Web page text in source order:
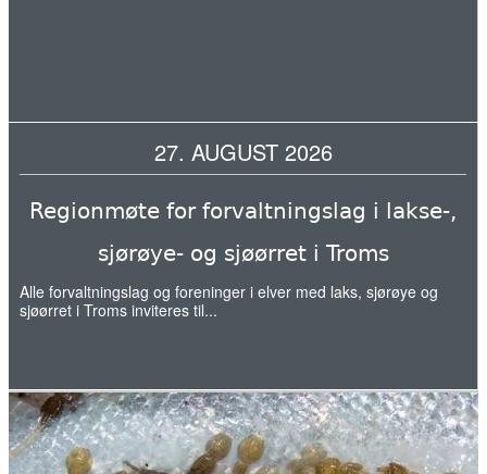
Hellstranda
07. mai 2026
Årets overvåking av lakselus er i gang
07. mai 2026
06. mai 2026
Norwegian fish farms polluting fjords
27. AUGUST 2026
Regionmøte for forvaltningslag i lakse-,
sjørøye- og sjøørret i Troms
Alle forvaltningslag og foreninger i elver med laks, sjørøye og
sjøørret i Troms inviteres til...